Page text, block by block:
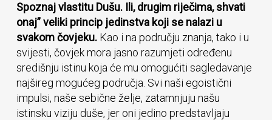
Spoznaj vlastitu Dušu. Ili, drugim riječima, shvati
onaj” veliki princip jedinstva koji se nalazi u
svakom čovjeku.Kao i na području znanja, tako i u
svijesti, čovjek mora jasno razumjeti određenu
središnju istinu koja će mu omogućiti sagledavanje
najšireg mogućeg područja. Svi naši egoistični
impulsi, naše sebične želje, zatamnjuju našu
istinsku viziju duše, jer oni jedino predstavljaju